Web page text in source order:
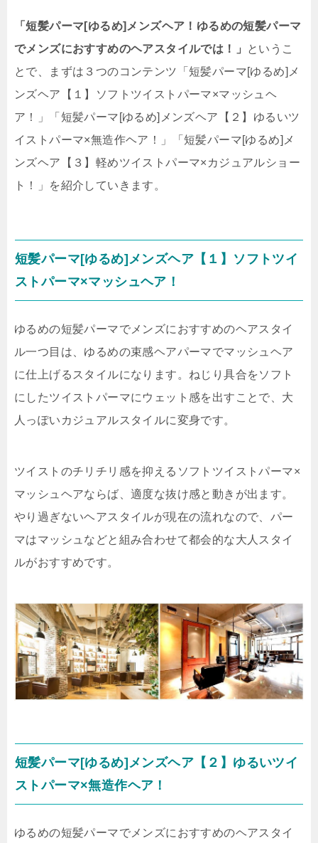
「短髪パーマ[ゆるめ]メンズヘア！ゆるめの短髪パーマ
でメンズにおすすめのヘアスタイルでは！」
というこ
とで、まずは３つのコンテンツ「短髪パーマ[ゆるめ]メ
ンズヘア【１】ソフトツイストパーマ×マッシュヘ
ア！」「短髪パーマ[ゆるめ]メンズヘア【２】ゆるいツ
イストパーマ×無造作ヘア！」「短髪パーマ[ゆるめ]メ
ンズヘア【３】軽めツイストパーマ×カジュアルショー
ト！」を紹介していきます。
短髪パーマ[ゆるめ]メンズヘア【１】ソフトツイ
ストパーマ×マッシュヘア！
ゆるめの短髪パーマでメンズにおすすめのヘアスタイ
ル一つ目は、ゆるめの束感ヘアパーマでマッシュヘア
に仕上げるスタイルになります。ねじり具合をソフト
にしたツイストパーマにウェット感を出すことで、大
人っぽいカジュアルスタイルに変身です。
ツイストのチリチリ感を抑えるソフトツイストパーマ×
マッシュヘアならば、適度な抜け感と動きが出ます。
やり過ぎないヘアスタイルが現在の流れなので、パー
マはマッシュなどと組み合わせて都会的な大人スタイ
ルがおすすめです。
短髪パーマ[ゆるめ]メンズヘア【２】ゆるいツイ
ストパーマ×無造作ヘア！
ゆるめの短髪パーマでメンズにおすすめのヘアスタイ